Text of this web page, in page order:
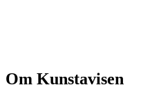
Om Kunstavisen